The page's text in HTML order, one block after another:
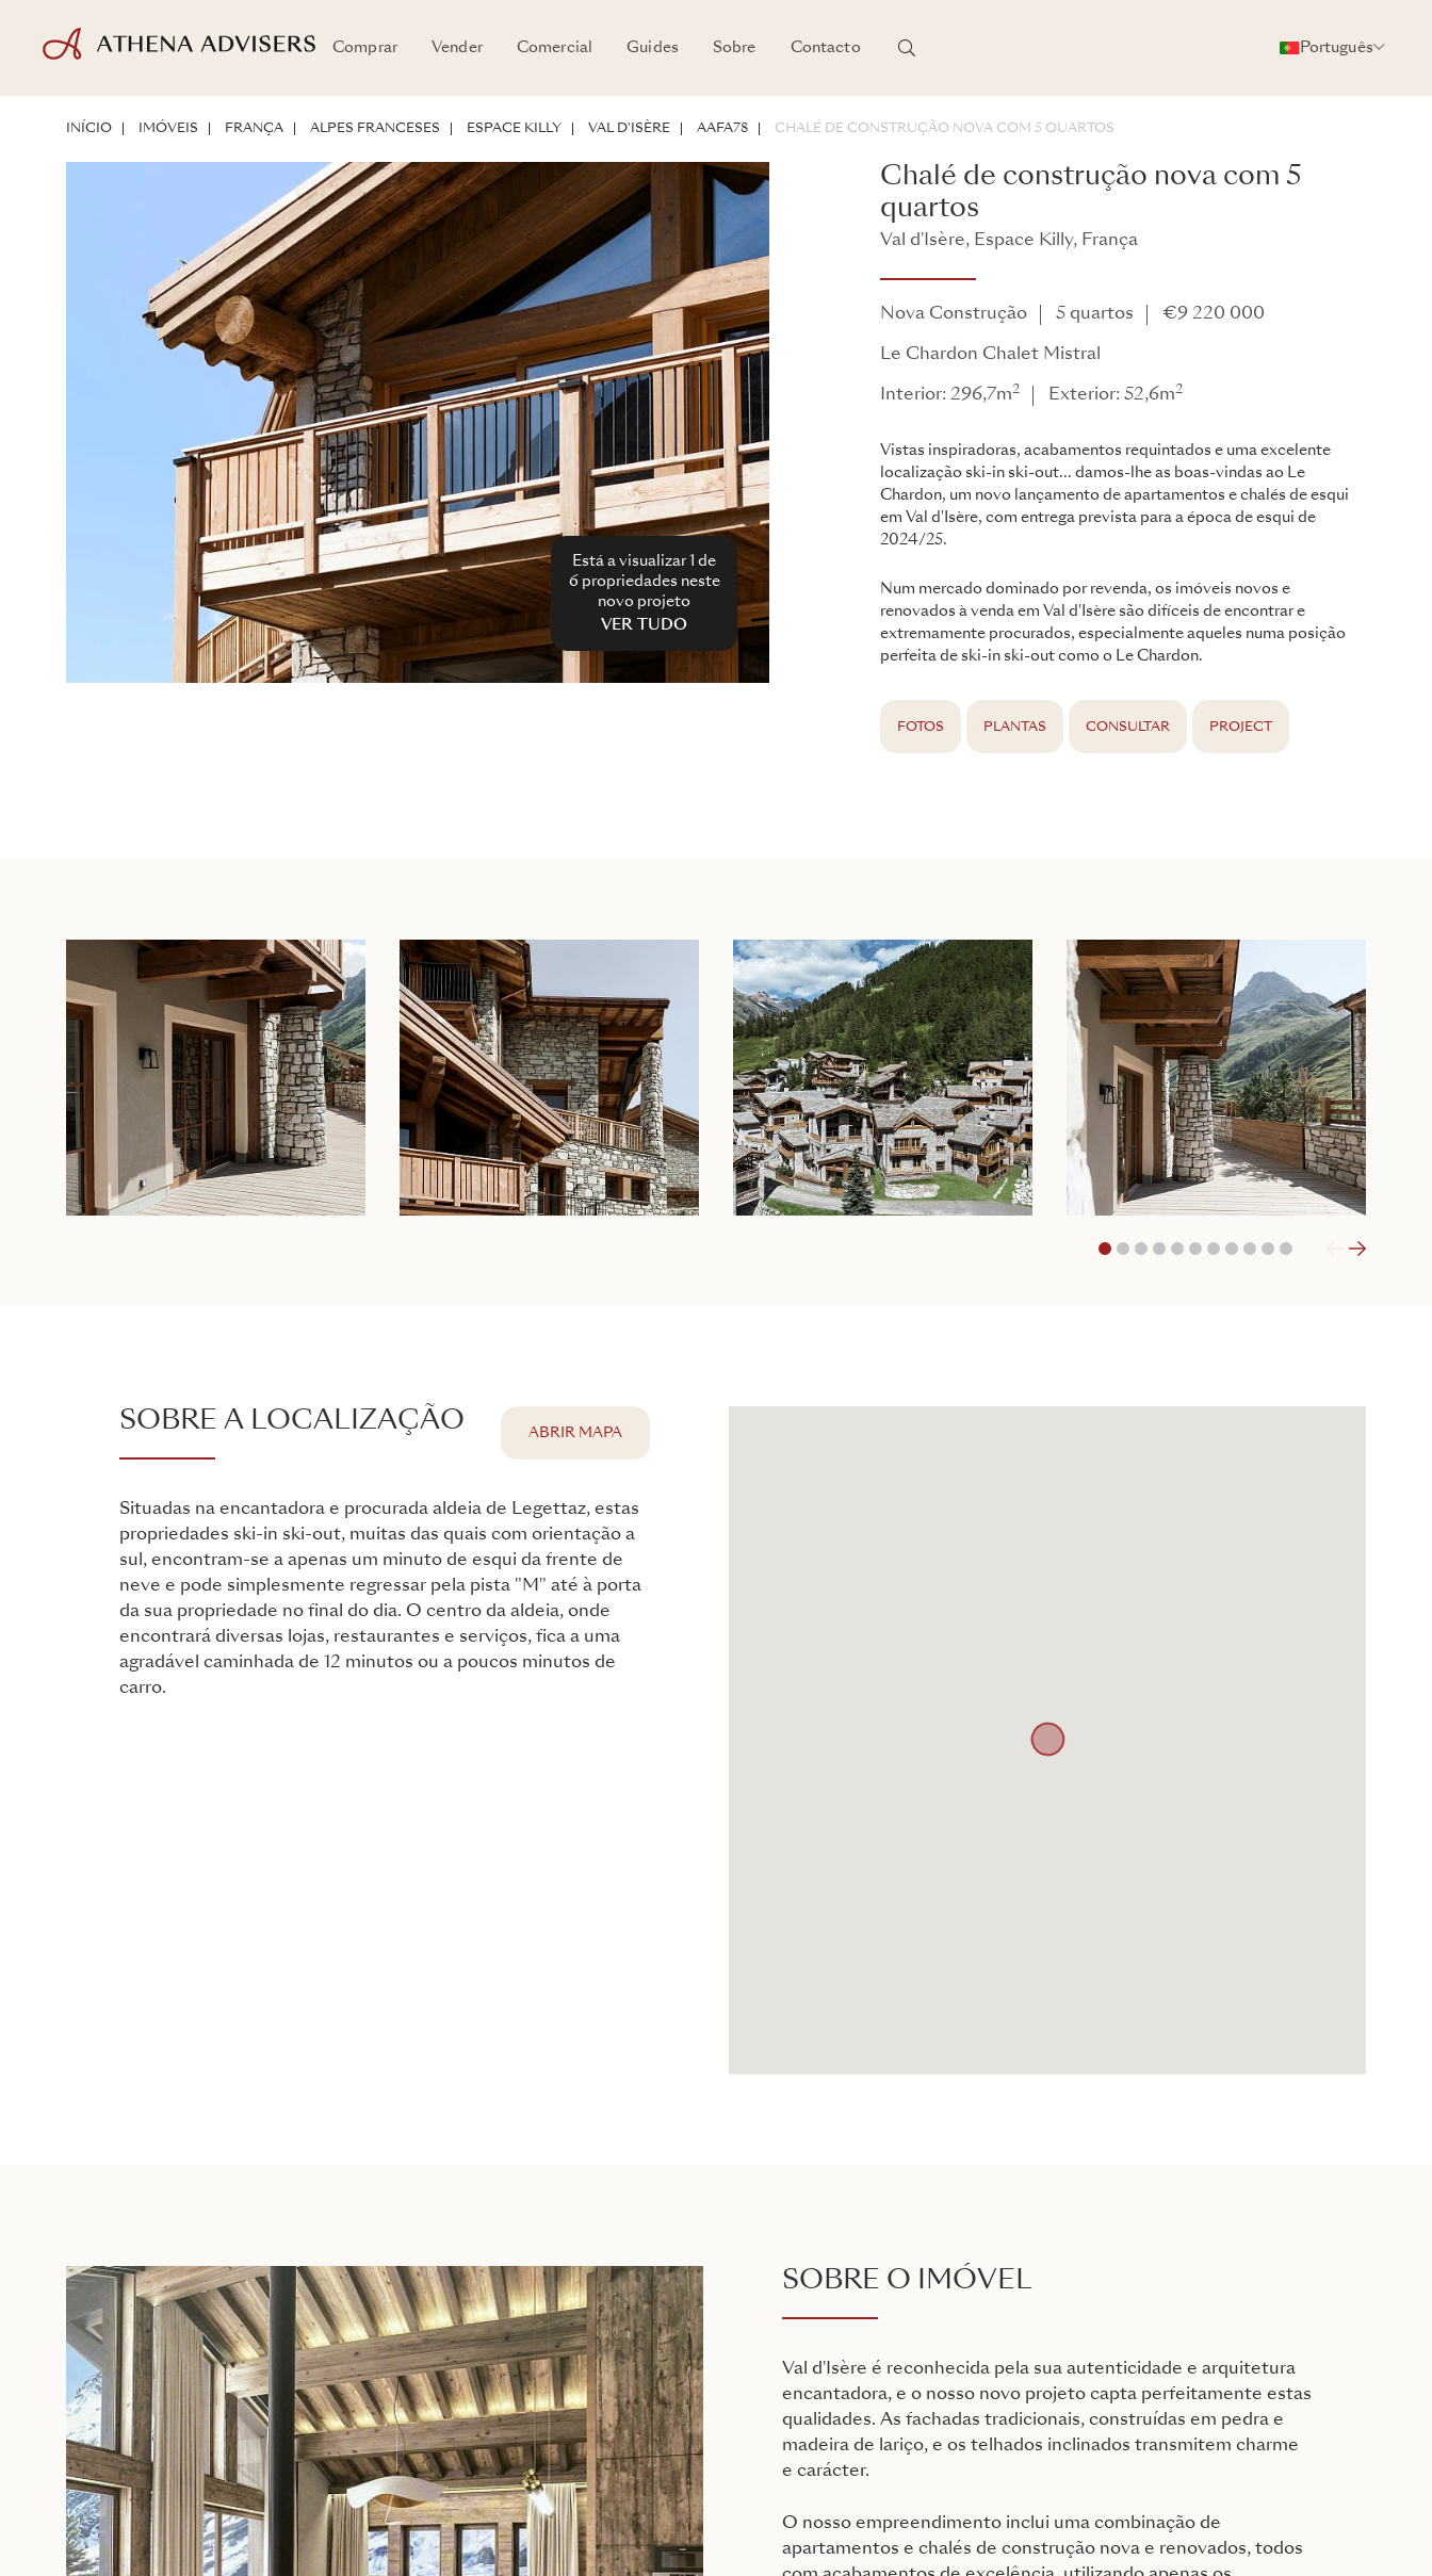
Comprar Vender Comercial Guides Sobre Contacto Português
INÍCIO IMÓVEIS FRANÇA ALPES FRANCESES ESPACE KILLY VAL D'ISÈRE AAFA78 CHALÉ DE CONSTRUÇÃO NOVA COM 5 QUARTOS
Está a visualizar 1 de
6 propriedades neste
novo projeto
VER TUDO
Chalé de construção nova com 5
quartos
Val d'Isère, Espace Killy, França
Nova Construção 5 quartos €9 220 000
Le Chardon Chalet Mistral
Interior: 296,7m2 Exterior: 52,6m2
Vistas inspiradoras, acabamentos requintados e uma excelente
localização ski-in ski-out... damos-lhe as boas-vindas ao Le
Chardon, um novo lançamento de apartamentos e chalés de esqui
em Val d'Isère, com entrega prevista para a época de esqui de
2024/25.
Num mercado dominado por revenda, os imóveis novos e
renovados à venda em Val d'Isère são difíceis de encontrar e
extremamente procurados, especialmente aqueles numa posição
perfeita de ski-in ski-out como o Le Chardon.
FOTOS PLANTAS CONSULTAR PROJECT
1 2 3 4 5 6 7 8 11
SOBRE A LOCALIZAÇÃO
Situadas na encantadora e procurada aldeia de Legettaz, estas
propriedades ski-in ski-out, muitas das quais com orientação a
sul, encontram-se a apenas um minuto de esqui da frente de
neve e pode simplesmente regressar pela pista "M" até à porta
da sua propriedade no final do dia. O centro da aldeia, onde
encontrará diversas lojas, restaurantes e serviços, fica a uma
agradável caminhada de 12 minutos ou a poucos minutos de
carro.
ABRIR MAPA
SOBRE O IMÓVEL
Val d'Isère é reconhecida pela sua autenticidade e arquitetura
encantadora, e o nosso novo projeto capta perfeitamente estas
qualidades. As fachadas tradicionais, construídas em pedra e
madeira de lariço, e os telhados inclinados transmitem charme
e carácter.
O nosso empreendimento inclui uma combinação de
apartamentos e chalés de construção nova e renovados, todos